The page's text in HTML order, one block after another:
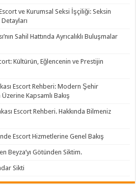
ve Kurumsal Seksi İşçiliği: Seksin
Sahil Hattında Ayrıcalıklı Buluşmalar
Kültürün, Eğlencenin ve Prestijin
Escort Rehberi: Modern Şehir
Üzerine Kapsamlı Bakış
Escort Rehberi. Hakkında Bilmeniz
Escort Hizmetlerine Genel Bakış
Beyza’yı Götünden Siktim.
Sikti